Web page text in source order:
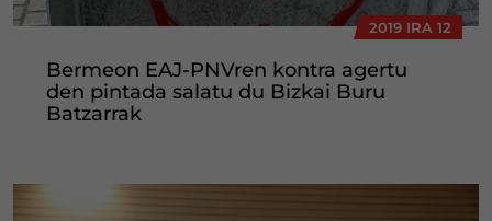
2019 IRA 12
Bermeon EAJ-PNVren kontra agertu
den pintada salatu du Bizkai Buru
Batzarrak